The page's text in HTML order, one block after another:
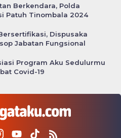
Berkendara, Polda
Patuh Tinombala 2024
Dispusaka
Jabatan Fungsional
Program Aku Sedulurmu
Covid-19